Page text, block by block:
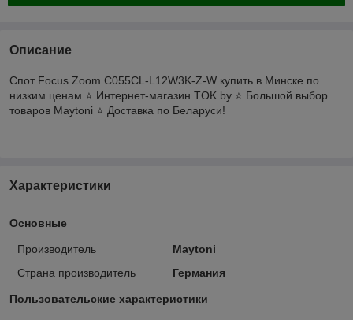
Описание
Спот Focus Zoom C055CL-L12W3K-Z-W купить в Минске по
низким ценам ⭐️ Интернет-магазин TOK.by ⭐️ Большой выбор
товаров Maytoni ⭐️ Доставка по Беларуси!
Характеристики
Основные
Производитель
Maytoni
Страна производитель
Германия
Пользовательские характеристики